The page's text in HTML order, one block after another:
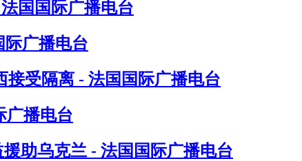
国国际广播电台
际广播电台
受隔离 - 法国国际广播电台
广播电台
助乌克兰 - 法国国际广播电台